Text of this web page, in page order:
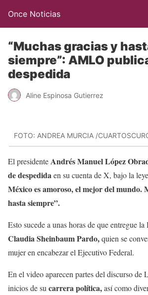
Once Noticias
“Muchas gracias y
siempre”: AMLO
despedida
Aline Espinosa Gutierrez
FOTO: ANDREA MURCIA /
El presidenteAndrés Manuel López
de despedidaen su cuenta de X, bajo la
México es amoroso, el mejor del mundo.
hasta siempre”.
Esto sucede a unas horas de que entregue
Claudia Sheinbaum Pardo,quien se
mujer en encabezar el Ejecutivo Federal.
En el video aparecen partes del discurso de
inicios de su carrera política,así como